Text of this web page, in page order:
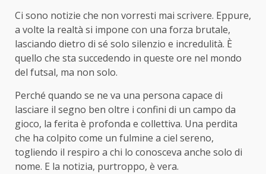
Ci sono notizie che non vorresti mai scrivere. Eppure,
a volte la realtà si impone con una forza brutale,
lasciando dietro di sé solo silenzio e incredulità. È
quello che sta succedendo in queste ore nel mondo
del futsal, ma non solo.
Perché quando se ne va una persona capace di
lasciare il segno ben oltre i confini di un campo da
gioco, la ferita è profonda e collettiva. Una perdita
che ha colpito come un fulmine a ciel sereno,
togliendo il respiro a chi lo conosceva anche solo di
nome. E la notizia, purtroppo, è vera.